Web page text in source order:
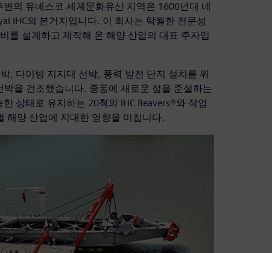
의 유네스코 세계문화유산 지역은 1600년대 네
IHC의 본거지입니다. 이 회사는 탁월한 전문성
를 설계하고 제작해 온 해양 산업의 대표 주자입
, 다이빙 지지대 선박, 풍력 발전 단지 설치를 위
을 건조했습니다. 중동에 새로운 섬을 준설하는
상태로 유지하는 20척의 IHC Beavers®와 작업
해양 산업에 지대한 영향을 미칩니다.